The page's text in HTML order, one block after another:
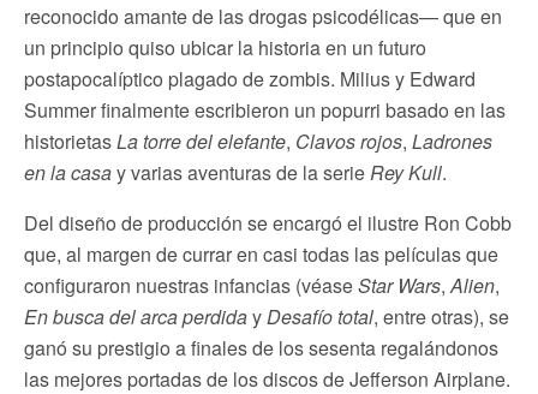
reconocido amante de las drogas psicodélicas— que en
un principio quiso ubicar la historia en un futuro
postapocalíptico plagado de zombis. Milius y Edward
Summer finalmente escribieron un popurri basado en las
historietasLa torre del elefante, Clavos rojos, Ladrones
en la casay varias aventuras de la serie Rey Kull.
Del diseño de producción se encargó el ilustre Ron Cobb
que, al margen de currar en casi todas las películas que
configuraron nuestras infancias (véaseStar Wars, Alien,
En busca del arca perdiday Desafío total, entre otras), se
ganó su prestigio a finales de los sesenta regalándonos
las mejores portadas de los discos de Jefferson Airplane.